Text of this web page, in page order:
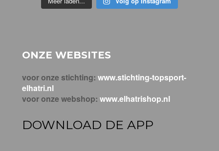
ONZE WEBSITES
voor onze stichting: www.stichting-topsport-
elhatri.nl
voor onze webshop: www.elhatrishop.nl
DOWNLOAD DE APP